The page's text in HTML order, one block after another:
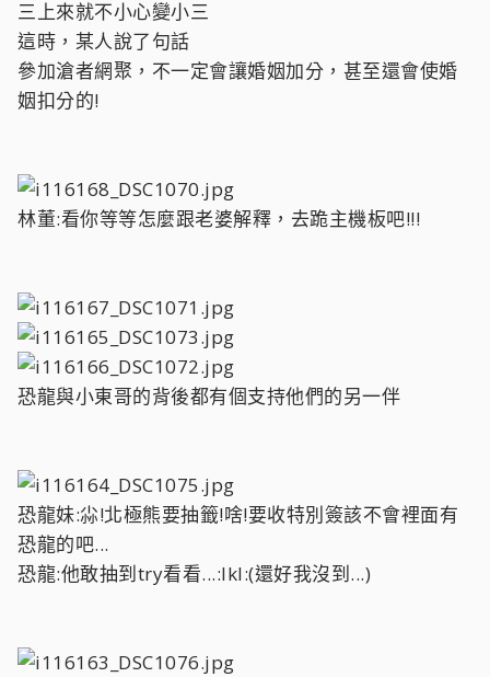
三上來就不小心變小三
這時，某人說了句話
參加滄者網聚，不一定會讓婚姻加分，甚至還會使婚
姻扣分的!
林董:看你等等怎麼跟老婆解釋，去跪主機板吧!!!
恐龍與小東哥的背後都有個支持他們的另一伴
恐龍妹:尛!北極熊要抽籤!啥!要收特別簽該不會裡面有
恐龍的吧...
恐龍:他敢抽到try看看...:lkl:(還好我沒到...)